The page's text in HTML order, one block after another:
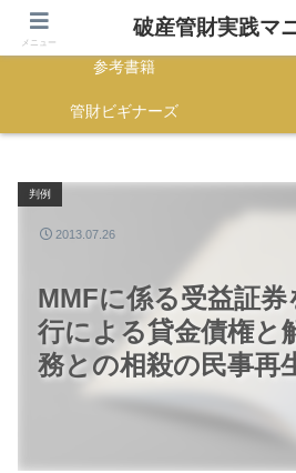
HOME
参考書籍
管財ビギナーズ
MMFに係る受益証
行による貸金債権と
務との相殺の民事再
判例
2013.07.26
メニュー
破産管財実践マ